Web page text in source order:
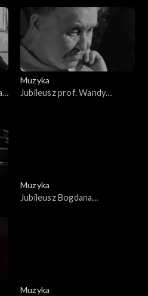
Muzyka
Jubileusz prof. Wandy
Muzyka
Jubileusz Bogdana
Muzyka